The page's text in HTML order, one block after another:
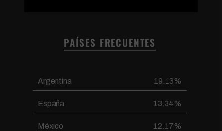
PAÍSES FRECUENTES
Argentina 19.13%
España 13.34%
México 12.17%